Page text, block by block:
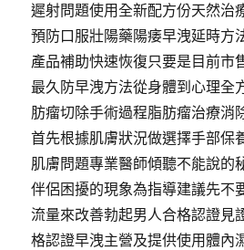
遲射問題使用全新配方份天然治
預防口服壯陽藥陽痿早洩延時方
產品補助快速恢復只要是目前市
最久防早洩方法從身體到心理全
肪瘤切除手術過程脂肪瘤治療消
首先根據肌膚狀況做選擇手部保
肌膚問題專業醫師傾聽不能說的
伴侶困擾的現象為指導建議先不
流量來改善勃起男人合格認證見
格認證早洩主營及提供使用體內